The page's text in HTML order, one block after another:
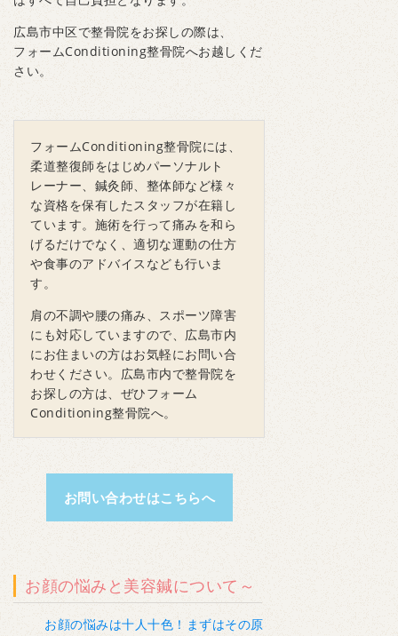
広島市中区で整骨院をお探しの際は、
フォームConditioning整骨院へお越しくだ
さい。
フォームConditioning整骨院には、
柔道整復師をはじめパーソナルト
レーナー、鍼灸師、整体師など様々
な資格を保有したスタッフが在籍し
ています。施術を行って痛みを和ら
げるだけでなく、適切な運動の仕方
や食事のアドバイスなども行いま
す。
肩の不調や腰の痛み、スポーツ障害
にも対応していますので、広島市内
にお住まいの方はお気軽にお問い合
わせください。広島市内で整骨院を
お探しの方は、ぜひフォーム
Conditioning整骨院へ。
お問い合わせはこちらへ
お顔の悩みと美容鍼について～
お顔の悩みは十人十色！まずはその原